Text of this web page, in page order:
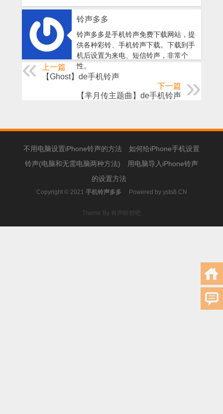
铃声多多
铃声多多是手机铃声免费下载网站，提
供各种彩铃、手机铃声下载。下载到手
机后设置为来电、短信铃声，非常个
性。
上一篇
【Ghost】de手机铃声
下一篇
【芈月传主题曲】de手机铃声
不用电脑设置iPhone铃声的方法
如何给iPhone手机设置
铃声(电脑和无需电脑两种方法)
用电脑导入iPhone铃声
的设置方法
Copyright © 2021 手机铃声多多 Powered by ysts8.CN
Theme By 有声听舒吧